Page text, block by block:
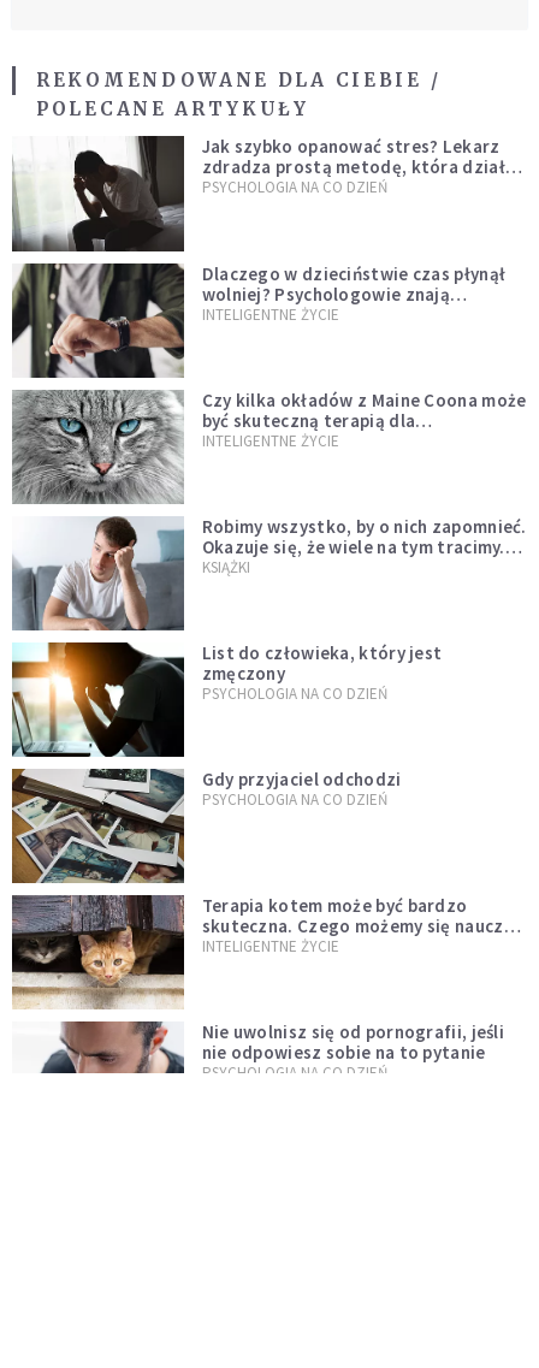
REKOMENDOWANE DLA CIEBIE /
POLECANE ARTYKUŁY
Jak szybko opanować stres? Lekarz
zdradza prostą metodę, która działa
od razu
PSYCHOLOGIA NA CO DZIEŃ
Dlaczego w dzieciństwie czas płynął
wolniej? Psychologowie znają
odpowiedź
INTELIGENTNE ŻYCIE
Czy kilka okładów z Maine Coona może
być skuteczną terapią dla
zestresowanych?
INTELIGENTNE ŻYCIE
Robimy wszystko, by o nich zapomnieć.
Okazuje się, że wiele na tym tracimy.
Czego mogą nas nauczyć porażki?
KSIĄŻKI
List do człowieka, który jest
zmęczony
PSYCHOLOGIA NA CO DZIEŃ
Gdy przyjaciel odchodzi
PSYCHOLOGIA NA CO DZIEŃ
Terapia kotem może być bardzo
skuteczna. Czego możemy się nauczyć
od tych zwierząt?
INTELIGENTNE ŻYCIE
Nie uwolnisz się od pornografii, jeśli
nie odpowiesz sobie na to pytanie
PSYCHOLOGIA NA CO DZIEŃ